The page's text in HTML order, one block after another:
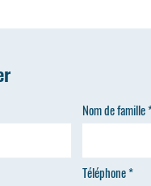
Nom de famille
Téléphone